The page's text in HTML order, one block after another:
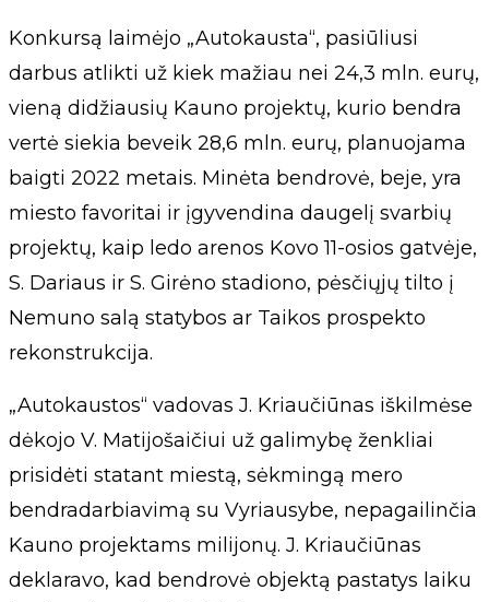
Konkursą laimėjo „Autokausta“, pasiūliusi
darbus atlikti už kiek mažiau nei 24,3 mln. eurų,
vieną didžiausių Kauno projektų, kurio bendra
vertė siekia beveik 28,6 mln. eurų, planuojama
baigti 2022 metais. Minėta bendrovė, beje, yra
miesto favoritai ir įgyvendina daugelį svarbių
projektų, kaip ledo arenos Kovo 11-osios gatvėje,
S. Dariaus ir S. Girėno stadiono, pėsčiųjų tilto į
Nemuno salą statybos ar Taikos prospekto
rekonstrukcija.
„Autokaustos“ vadovas J. Kriaučiūnas iškilmėse
dėkojo V. Matijošaičiui už galimybę ženkliai
prisidėti statant miestą, sėkmingą mero
bendradarbiavimą su Vyriausybe, nepagailinčia
Kauno projektams milijonų. J. Kriaučiūnas
deklaravo, kad bendrovė objektą pastatys laiku